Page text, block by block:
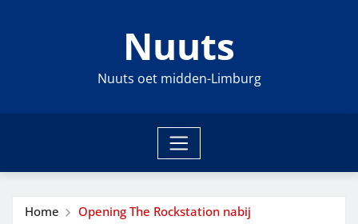
Nuuts
Nuuts oet midden-Limburg
Home Opening The Rockstation nabij